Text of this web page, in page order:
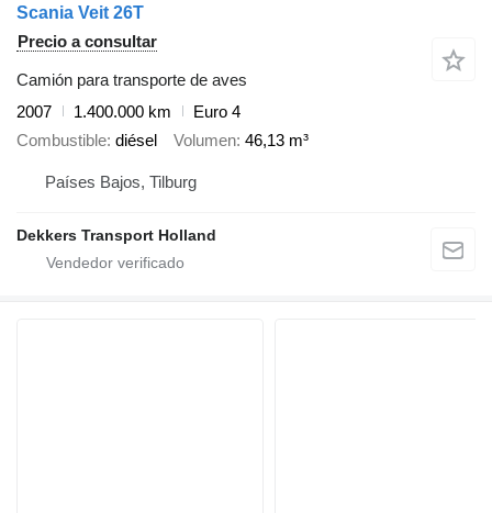
Scania Veit 26T
Precio a consultar
Camión para transporte de aves
2007
1.400.000 km
Euro 4
Combustible diésel Volumen 46,13 m³
Países Bajos, Tilburg
Dekkers Transport Holland